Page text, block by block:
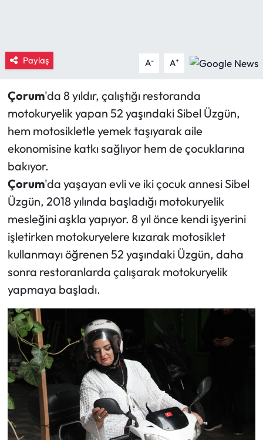
Paylaş A- A+
Çorum'da 8 yıldır, çalıştığı restoranda
motokuryelik yapan 52 yaşındaki Sibel Üzgün,
hem motosikletle yemek taşıyarak aile
ekonomisine katkı sağlıyor hem de çocuklarına
bakıyor.
Çorum'da yaşayan evli ve iki çocuk annesi Sibel
Üzgün, 2018 yılında başladığı motokuryelik
mesleğini aşkla yapıyor. 8 yıl önce kendi işyerini
işletirken motokuryelere kızarak motosiklet
kullanmayı öğrenen 52 yaşındaki Üzgün, daha
sonra restoranlarda çalışarak motokuryelik
yapmaya başladı.
Mecitözü Haberleri
Oğuzlar Haberleri
Ortaköy Haberleri
Osmancık Haberleri
Otomotiv
Resmi İlan
Resmi Reklam
Sağlık
Siyaset
Spor
Sungurlu Haberleri
Turizm